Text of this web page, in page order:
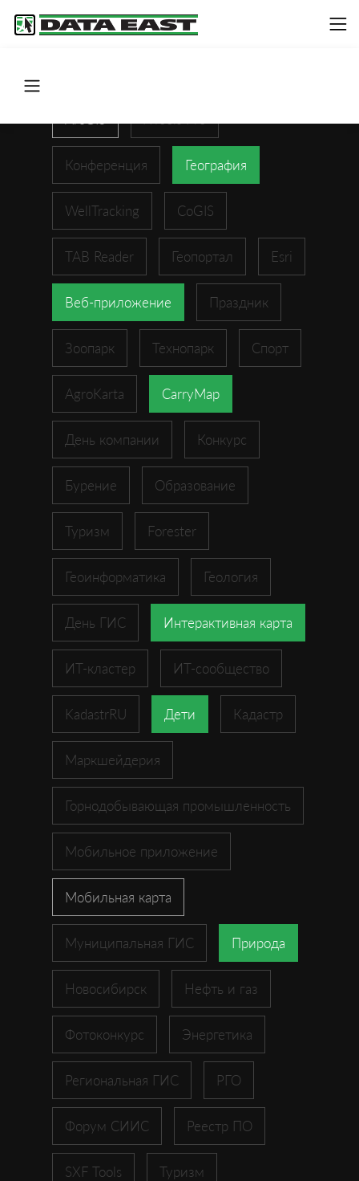
Конференция География
WellTracking CoGIS
TAB Reader Геопортал Esri
Веб-приложение Праздник
Зоопарк Технопарк Спорт
AgroKarta CarryMap
День компании Конкурс
Бурение Образование
Туризм Forester
Геоинформатика Геология
День ГИС Интерактивная карта
ИТ-кластер ИТ-сообщество
KadastrRU Дети Кадастр
Маркшейдерия
Горнодобывающая промышленность
Мобильное приложение
Мобильная карта
Муниципальная ГИС Природа
Новосибирск Нефть и газ
Фотоконкурс Энергетика
Региональная ГИС РГО
Форум СИИС Реестр ПО
SXF Tools Туризм